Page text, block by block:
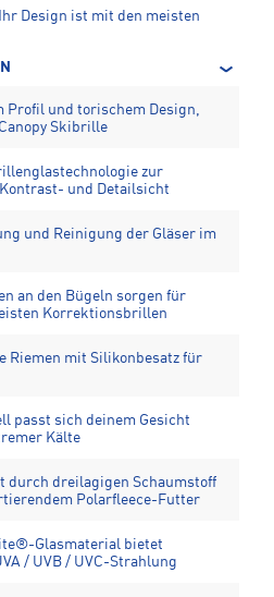
Design ist mit den meisten
Profil und torischem Design,
Skibrille
zur
und Detailsicht
und Reinigung der Gläser im
an den Bügeln sorgen für
Korrektionsbrillen
Riemen mit Silikonbesatz für
passt sich deinem Gesicht
Kälte
durch dreilagigen Schaumstoff
Polarfleece-Futter
Glasmaterial bietet
/ UVB / UVC-Strahlung